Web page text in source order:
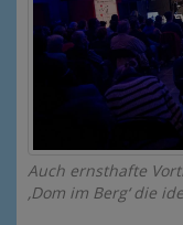
Auch ernsthafte
‚Dom im Berg‘ die